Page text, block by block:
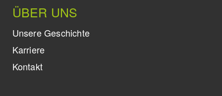
ÜBER UNS
Unsere Geschichte
Karriere
Kontakt